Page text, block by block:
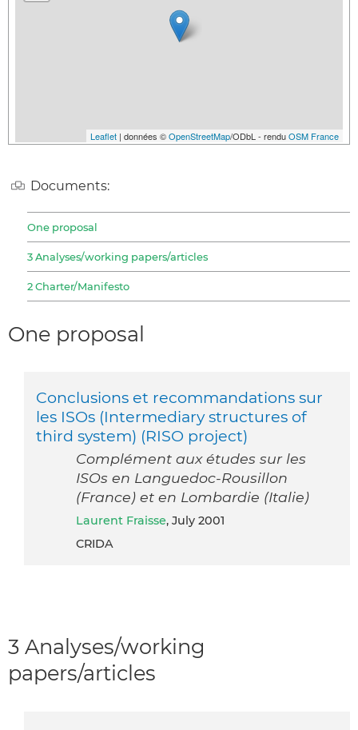
Leaflet | données ©OpenStreetMap/ODbL - renduOSM France
Documents:
One proposal
3 Analyses/working papers/articles
2 Charter/Manifesto
One proposal
Conclusions et recommandations sur
les ISOs (Intermediary structures of
third system) (RISO project)
Complément aux études sur les
ISOs en Languedoc-Rousillon
(France) et en Lombardie (Italie)
Laurent Fraisse, July 2001
CRIDA
3 Analyses/working
papers/articles